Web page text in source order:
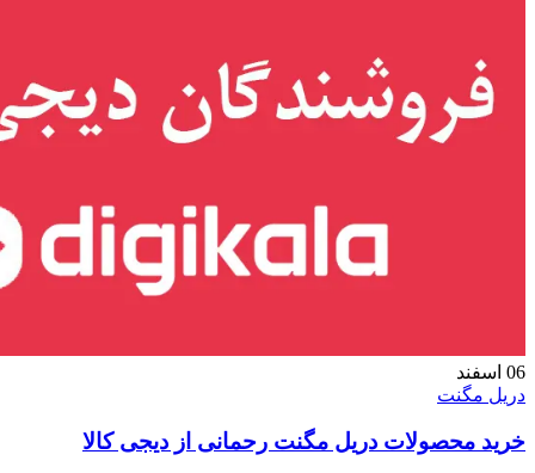
06 اسفند
دریل مگنت
خرید محصولات دریل مگنت رحمانی از دیجی کالا